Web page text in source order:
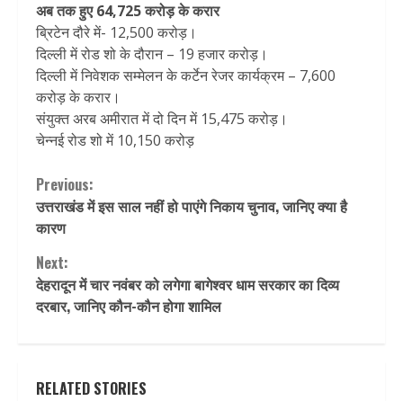
अब तक हुए 64,725 करोड़ के करार
ब्रिटेन दौरे में- 12,500 करोड़।
दिल्ली में रोड शो के दौरान – 19 हजार करोड़।
दिल्ली में निवेशक सम्मेलन के कर्टेन रेजर कार्यक्रम – 7,600
करोड़ के करार।
संयुक्त अरब अमीरात में दो दिन में 15,475 करोड़।
चेन्नई रोड शो में 10,150 करोड़
Continue
Reading
Previous:
उत्तराखंड में इस साल नहीं हो पाएंगे निकाय चुनाव, जानिए क्या है
कारण
Next:
देहरादून में चार नवंबर को लगेगा बागेश्वर धाम सरकार का दिव्य
दरबार, जानिए कौन-कौन होगा शामिल
RELATED STORIES